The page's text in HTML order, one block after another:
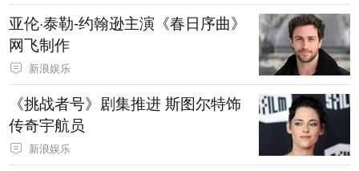
亚伦·泰勒-约翰逊主演《春日序曲》
网飞制作
新浪娱乐
《挑战者号》剧集推进 斯图尔特饰
传奇宇航员
新浪娱乐